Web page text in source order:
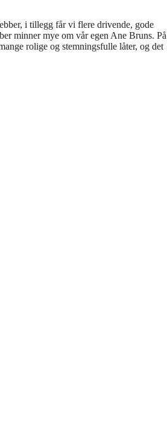
i tillegg får vi flere drivende, gode
minner mye om vår egen Ane Bruns. På
rolige og stemningsfulle låter, og det